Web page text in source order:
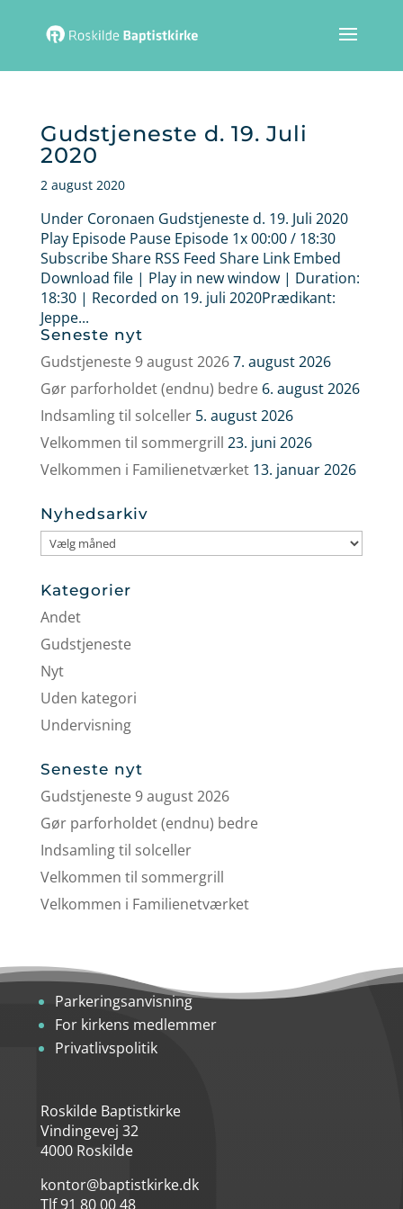
Gudstjeneste d. 19. Juli
2020
2 august 2020
Under Coronaen Gudstjeneste d. 19. Juli 2020
Play Episode Pause Episode 1x 00:00 / 18:30
Subscribe Share RSS Feed Share Link Embed
Download file | Play in new window | Duration:
18:30 | Recorded on 19. juli 2020Prædikant:
Jeppe...
Seneste nyt
Gudstjeneste 9 august 20267. august 2026
Gør parforholdet (endnu) bedre 6. august 2026
Indsamling til solceller 5. august 2026
Velkommen til sommergrill 23. juni 2026
Velkommen i Familienetværket 13. januar 2026
Nyhedsarkiv
Nyhedsarkiv
Kategorier
Andet
Gudstjeneste
Nyt
Uden kategori
Undervisning
Seneste nyt
Gudstjeneste 9 august 2026
Gør parforholdet (endnu) bedre
Indsamling til solceller
Velkommen til sommergrill
Velkommen i Familienetværket
Parkeringsanvisning
For kirkens medlemmer
Privatlivspolitik
Roskilde Baptistkirke
Vindingevej 32
4000 Roskilde
kontor@baptistkirke.dk
Tlf 91 80 00 48